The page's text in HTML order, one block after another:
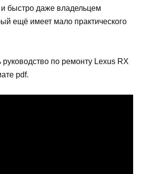
быстро даже владельцем
ещё имеет мало практического
руководство по ремонту Lexus RX
pdf.